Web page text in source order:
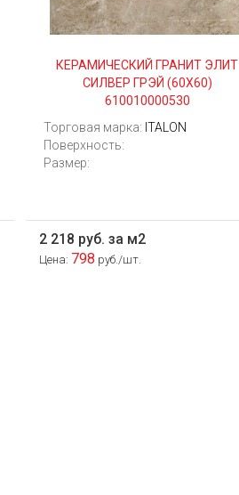
КЕРАМИЧЕСКИЙ ГРАНИТ ЭЛИТ
СИЛВЕР ГРЭЙ (60Х60)
610010000530
Торговая марка: ITALON
Поверхность:
Размер:
2 218 руб. за м2
Цена: 798 руб./шт.